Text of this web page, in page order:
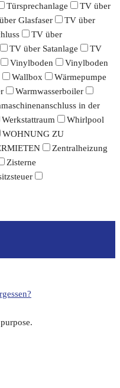
Türsprechanlage
TV über
Glasfaser
TV über
TV über
TV über Satanlage
TV
Vinylboden
Vinylboden
Wallbox
Wärmepumpe
Warmwasserboiler
in der
Werkstattraum
Whirlpool
WOHNUNG ZU
Zentralheizung
Zisterne